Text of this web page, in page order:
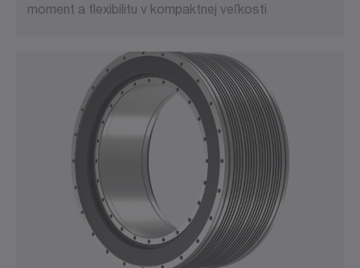
moment a flexibilitu v kompaktnej veľkosti